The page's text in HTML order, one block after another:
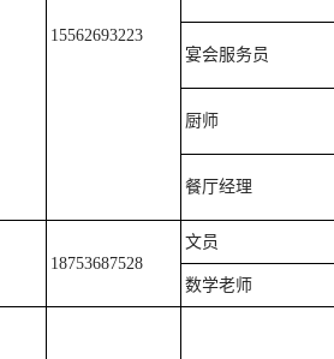
15562693223
宴会服务员
厨师
餐厅经理
18753687528
文员
数学老师